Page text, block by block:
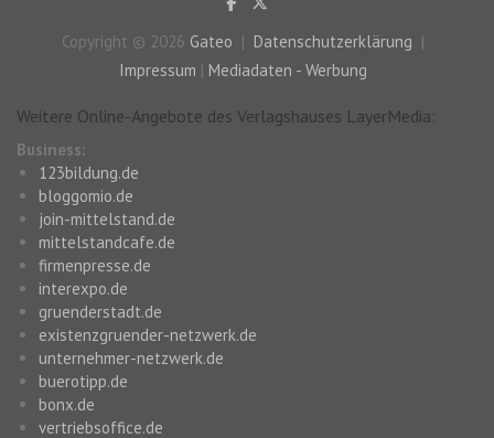
Copyright © 2026 Gateo
Datenschutzerklärung
Impressum | Mediadaten - Werbung
Weitere Online-Angebote des Verlagshauses LayerMedia:
Business:
123bildung.de
bloggomio.de
join-mittelstand.de
mittelstandcafe.de
firmenpresse.de
interexpo.de
gruenderstadt.de
existenzgruender-netzwerk.de
unternehmer-netzwerk.de
buerotipp.de
bonx.de
vertriebsoffice.de